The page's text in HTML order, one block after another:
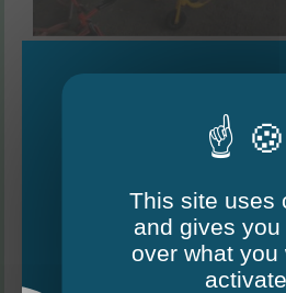
Le Mag - édition
This site uses
and gives you
over what you
activate